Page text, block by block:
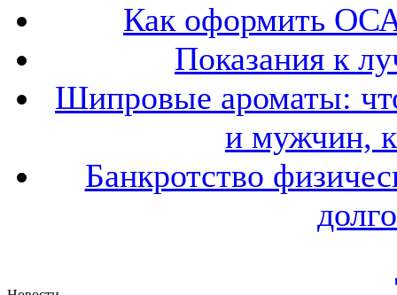
Как оформить
Показания к
Шипровые ароматы:
и мужчин,
Банкротство